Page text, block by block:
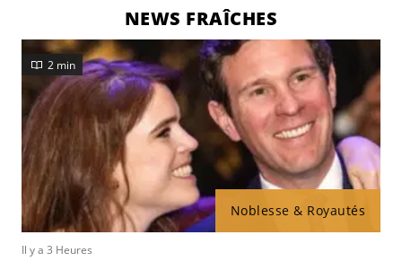
NEWS FRAÎCHES
Noblesse & Royautés
2 min
Il y a 3 Heures